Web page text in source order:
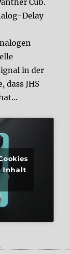
Cub.
Delay
in der
dass JHS
Inhalt
Panther Cub“